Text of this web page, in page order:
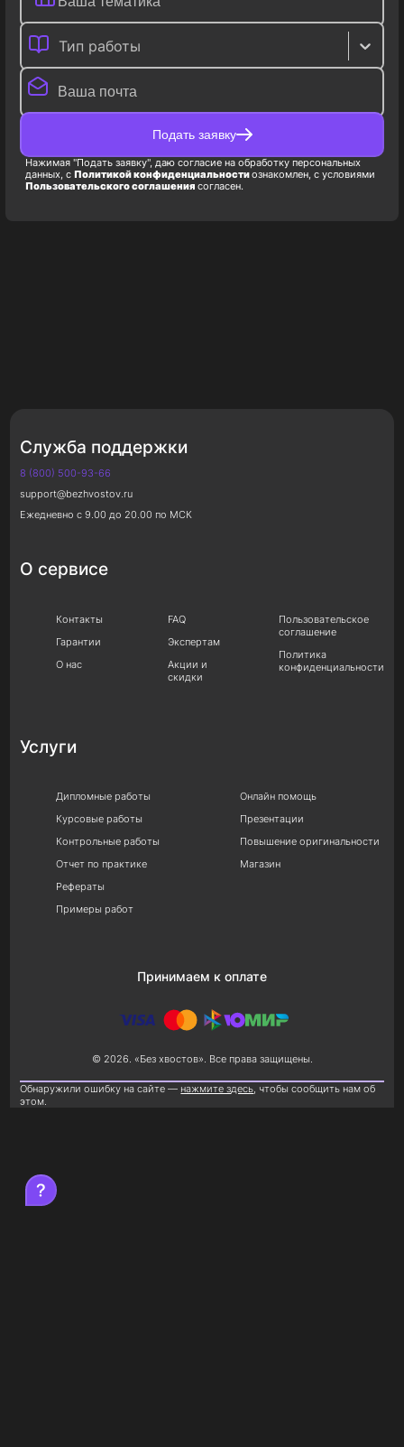
Тип работы
Подать заявку
Нажимая "Подать заявку", даю согласие на обработку персональных
данных, с Политикой конфиденциальностиознакомлен, с условиями
Пользовательского соглашения согласен.
Служба поддержки
8 (800) 500-93-66
support@bezhvostov.ru
Ежедневно с 9.00 до 20.00 по МСК
О сервисе
Контакты
Гарантии
О нас
FAQ
Экспертам
Акции и
скидки
Пользовательское
соглашение
Политика
конфиденциальности
Услуги
Дипломные работы
Курсовые работы
Контрольные работы
Отчет по практике
Рефераты
Примеры работ
Онлайн помощь
Презентации
Повышение оригинальности
Магазин
Принимаем к оплате
© 2026. «Без хвостов». Все права защищены.
Обнаружили ошибку на сайте — нажмите здесь, чтобы сообщить нам об
этом.